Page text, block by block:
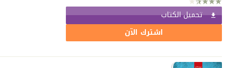
تحميل الكتاب
اشترك الآن